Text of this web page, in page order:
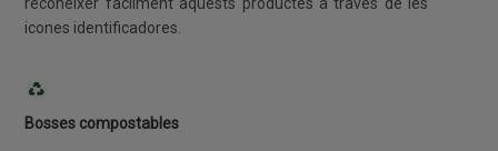
icones identificadores.
Bosses compostables